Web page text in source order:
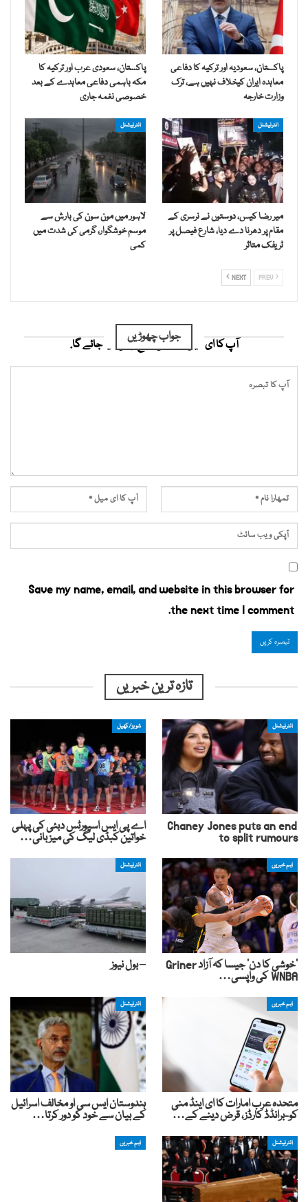
پاکستان، سعودیہ اور ترکیہ کا دفاعی
معاہدہ ایران کیخلاف نہیں ہے، ترک
وزارت خارجہ
پاکستان، سعودی عرب اور ترکیہ کا
مکہ باہمی دفاعی معاہدے کے بعد
خصوصی نغمہ جاری
انٹرنیشنل
میر رضا کیس، دوستوں نے نرسری کے
مقام پر دھرنا دے دیا، شارع فیصل پر
ٹریفک متاثر
انٹرنیشنل
لاہور میں مون سون کی بارش سے
موسم خوشگوار، گرمی کی شدت میں
کمی
NEXT
جواب چھوڑیں
آپ کا ای میل ایڈریس شائع نہیں کیا جائے گا.
Save my name, email, and website in this browser for
the next time I comment.
تازہ ترین خبریں
انٹرنیشنل
Chaney Jones puts an end
to split rumours
شوبز/کھیل
اے پی ایس اسپورٹس دبئی کی پہلی
خواتین کبڈی لیگ کی میزبانی…
اہم خبریں
‘خوشی کا دن’ جیسا کہ آزاد Griner
WNBA کی واپسی…
انٹرنیشنل
– بول نیوز
اہم خبریں
متحدہ عرب امارات کا ای اینڈ منی
کو-برانڈڈ کارڈز، قرض دینے کے…
انٹرنیشنل
ہندوستان ایس سی او مخالف اسرائیل
کے بیان سے خود کو دور کرتا…
انٹرنیشنل اہم خبریں